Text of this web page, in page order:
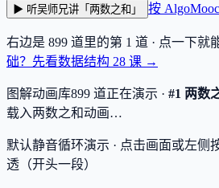
▶ 听吴师兄讲「两数之和」 按
右边是 899 道里的第 1 道 · 点一下就
础？先看数据结构 28 课 →
图解动画库899 道正在演示 · #1 两数
载入两数之和动画…
默认静音循环演示 · 点击画面或左侧
透（开头一段）